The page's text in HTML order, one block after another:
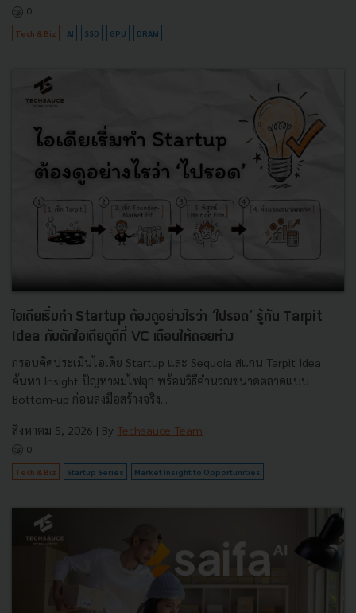
0
Tech & Biz AI SSD GPU DRAM
ไอเดียเริ่มทำ Startup ต้องดูอย่างไรว่า ‘ไปรอด’ รู้ทัน Tarpit
Idea กับดักไอเดียดูดีที่ VC เตือนให้ถอยห่าง
กรอบคิดประเมินไอเดีย Startup และ Sequoia สแกน Tarpit Idea
ค้นหา Insight ปัญหาผมไฟลุก พร้อมวิธีคำนวณขนาดตลาดแบบ
Bottom-up ก่อนลงมือสร้างจริง...
สิงหาคม 5, 2026 | By Techsauce Team
0
Tech & Biz Startup Series Market Insight to Opportunities